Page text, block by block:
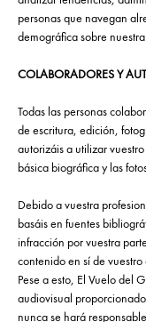
personas que navegan
demográfica sobre
COLABORADORES Y
Todas las personas
de escritura, edición,
autorizáis a utilizar
básica biográfica y las
Debido a vuestra
basáis en fuentes
infracción por vuestra
contenido en sí de
Pese a esto, El Vuelo del
audiovisual
nunca se hará